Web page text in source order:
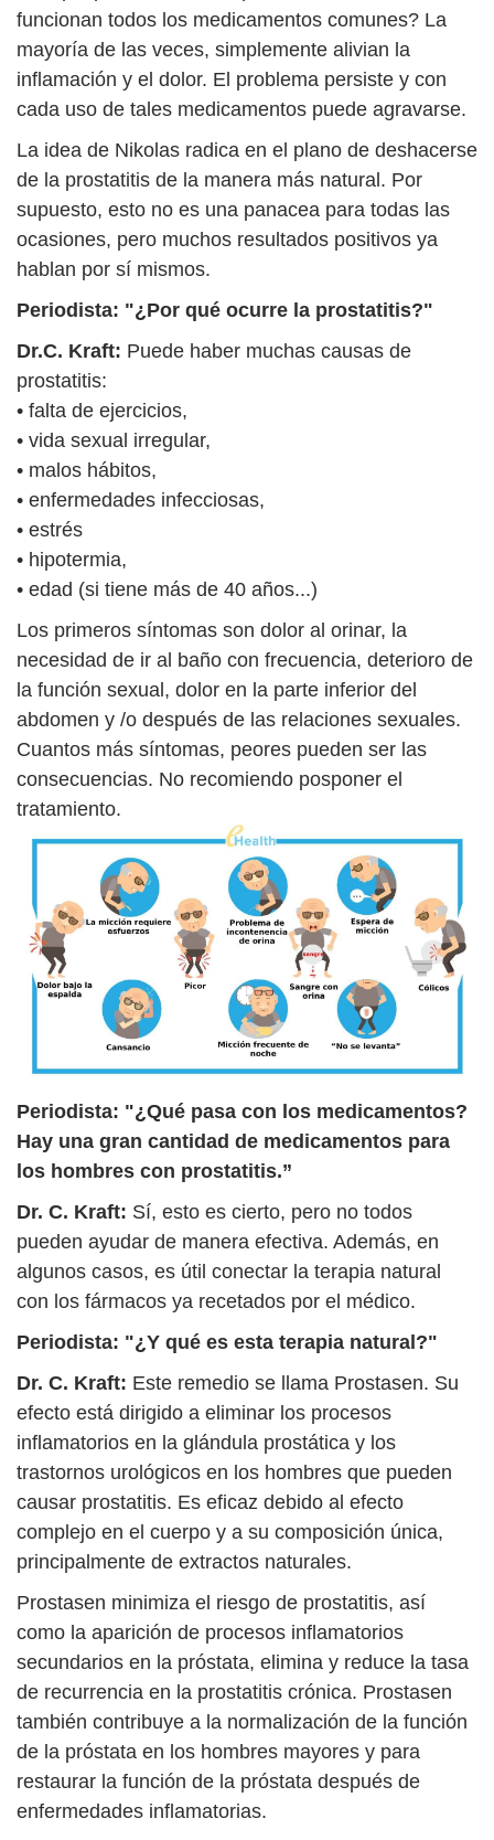
funcionan todos los medicamentos comunes? La
mayoría de las veces, simplemente alivian la
inflamación y el dolor. El problema persiste y con
cada uso de tales medicamentos puede agravarse.
La idea de Nikolas radica en el plano de deshacerse
de la prostatitis de la manera más natural. Por
supuesto, esto no es una panacea para todas las
ocasiones, pero muchos resultados positivos ya
hablan por sí mismos.
Periodista: "¿Por qué ocurre la prostatitis?"
Dr.C. Kraft: Puede haber muchas causas de
prostatitis:
• falta de ejercicios,
• vida sexual irregular,
• malos hábitos,
• enfermedades infecciosas,
• estrés
• hipotermia,
• edad (si tiene más de 40 años...)
Los primeros síntomas son dolor al orinar, la
necesidad de ir al baño con frecuencia, deterioro de
la función sexual, dolor en la parte inferior del
abdomen y /o después de las relaciones sexuales.
Cuantos más síntomas, peores pueden ser las
consecuencias. No recomiendo posponer el
tratamiento.
Periodista: "¿Qué pasa con los medicamentos?
Hay una gran cantidad de medicamentos para
los hombres con prostatitis.”
Dr. C. Kraft: Sí, esto es cierto, pero no todos
pueden ayudar de manera efectiva. Además, en
algunos casos, es útil conectar la terapia natural
con los fármacos ya recetados por el médico.
Periodista: "¿Y qué es esta terapia natural?"
Dr. C. Kraft: Este remedio se llama Prostasen. Su
efecto está dirigido a eliminar los procesos
inflamatorios en la glándula prostática y los
trastornos urológicos en los hombres que pueden
causar prostatitis. Es eficaz debido al efecto
complejo en el cuerpo y a su composición única,
principalmente de extractos naturales.
Prostasen minimiza el riesgo de prostatitis, así
como la aparición de procesos inflamatorios
secundarios en la próstata, elimina y reduce la tasa
de recurrencia en la prostatitis crónica. Prostasen
también contribuye a la normalización de la función
de la próstata en los hombres mayores y para
restaurar la función de la próstata después de
enfermedades inflamatorias.